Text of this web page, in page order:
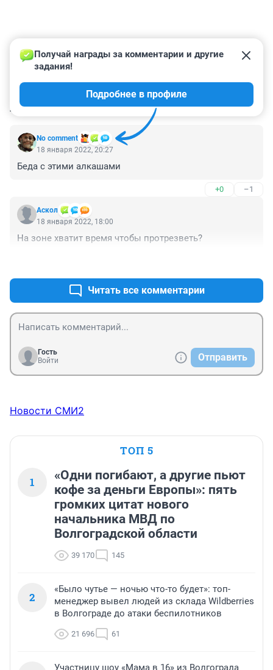
КОММЕНТАРИИ 2
No comment
Получай награды за комментарии и другие
задания!
Подробнее в профиле
18 января 2022, 20:27
Беда с этими алкашами
+0 –1
Аскол
18 января 2022, 18:00
На зоне хватит время чтобы протрезветь?
Читать все комментарии
Гость
Войти
Отправить
Новости СМИ2
ТОП 5
1
«Одни погибают, а другие пьют
кофе за деньги Европы»: пять
громких цитат нового
начальника МВД по
Волгоградской области
39 170 145
2
«Было чутье — ночью что-то будет»: топ-
менеджер вывел людей из склада Wildberries
в Волгограде до атаки беспилотников
21 696 61
Участницу шоу «Мама в 16» из Волгограда